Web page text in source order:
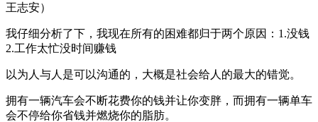
王志安）
我仔细分析了下，我现在所有的困难都归于两个原因：1.没钱
2.工作太忙没时间赚钱
以为人与人是可以沟通的，大概是社会给人的最大的错觉。
拥有一辆汽车会不断花费你的钱并让你变胖，而拥有一辆单车
会不停给你省钱并燃烧你的脂肪。